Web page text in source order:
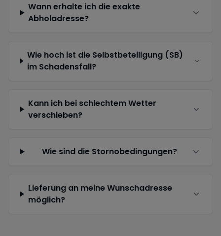
Wann erhalte ich die exakte
Abholadresse?
Wie hoch ist die Selbstbeteiligung (SB)
im Schadensfall?
Kann ich bei schlechtem Wetter
verschieben?
Wie sind die Stornobedingungen?
Lieferung an meine Wunschadresse
möglich?